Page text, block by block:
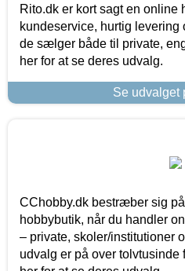
Rito.dk er kort sagt en online
kundeservice, hurtig levering
de sælger både til private,
her for at se deres udvalg.
Se udvalget
CChobby.dk bestræber sig
hobbybutik, når du handler
– private, skoler/institutioner
udvalg er på over